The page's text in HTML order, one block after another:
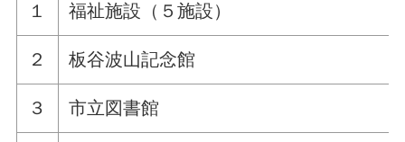
１ 福祉施設（５施設）
２ 板谷波山記念館
３ 市立図書館